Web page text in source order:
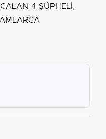
4 ŞÜPHELİ,